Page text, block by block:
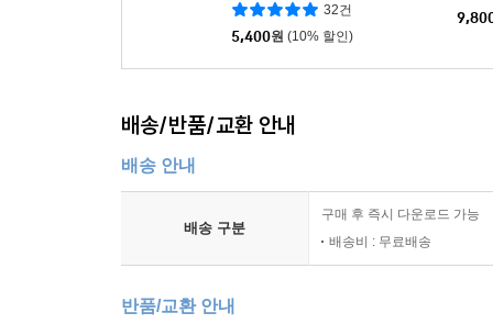
32건
5,400원 (10% 할인)
배송/반품/교환 안내
배송 안내
배송 구분
구매 후 즉시 다운로드 가능
배송비 : 무료배송
반품/교환 안내